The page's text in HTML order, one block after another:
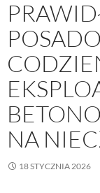
NA
18 STYCZNIA 2026